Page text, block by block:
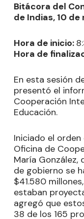
Bitácora del
de Indias, 10
Hora de inicio:
Hora de
En esta sesión
presentó el
Cooperación
Educación.
Iniciado el
Oficina de
María González,
de gobierno se
$41.580
estaban
agregó que
38 de los 165